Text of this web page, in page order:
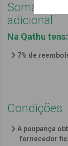
Soma no
adicional
Na Qathu tens:
7% de
Condições
A poupança
fornecedor